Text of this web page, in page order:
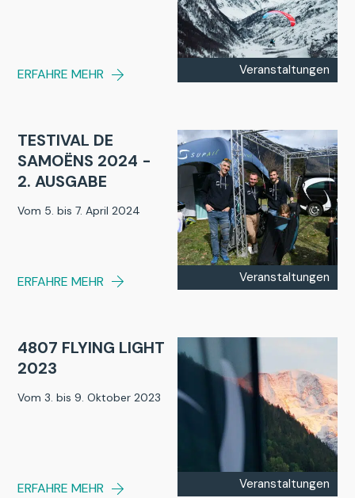
ERFAHRE MEHR Veranstaltungen
TESTIVAL DE
SAMOËNS 2024 -
2. AUSGABE
Vom 5. bis 7. April 2024
ERFAHRE MEHR Veranstaltungen
4807 FLYING LIGHT
2023
Vom 3. bis 9. Oktober 2023
ERFAHRE MEHR Veranstaltungen